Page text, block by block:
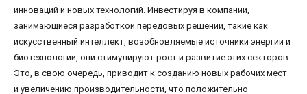
инноваций и новых технологий. Инвестируя в компании,
занимающиеся разработкой передовых решений, такие как
искусственный интеллект, возобновляемые источники энергии и
биотехнологии, они стимулируют рост и развитие этих секторов.
Это, в свою очередь, приводит к созданию новых рабочих мест
и увеличению производительности, что положительно